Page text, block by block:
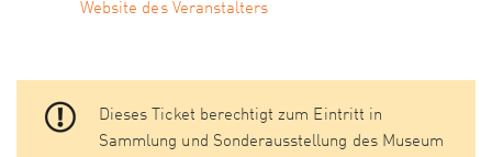
Website des Veranstalters
Dieses Ticket berechtigt zum Eintritt in
Sammlung und Sonderausstellung des Museum